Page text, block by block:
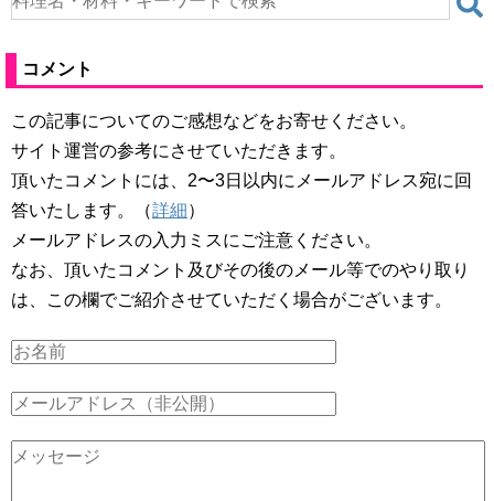
コメント
この記事についてのご感想などをお寄せください。
サイト運営の参考にさせていただきます。
頂いたコメントには、2〜3日以内にメールアドレス宛に回
答いたします。（詳細）
メールアドレスの入力ミスにご注意ください。
なお、頂いたコメント及びその後のメール等でのやり取り
は、この欄でご紹介させていただく場合がございます。